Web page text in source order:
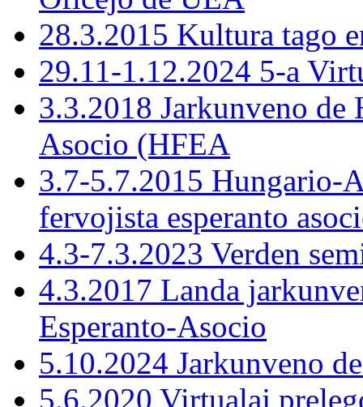
28.3.2015 Kultura tago
29.11-1.12.2024 5-a
3.3.2018 Jarkunveno de
Asocio (HFEA
3.7-5.7.2015 Hungario-
fervojista esperanto
4.3-7.3.2023 Verden
4.3.2017 Landa
Esperanto-Asocio
5.10.2024 Jarkunveno
5.6.2020 Virtualaj